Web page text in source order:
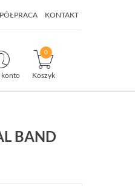
KONTAKT
konto Koszyk
BAND